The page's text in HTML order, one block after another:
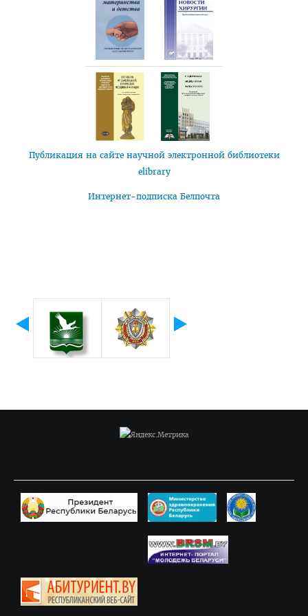
Вступительная кампания
Университетские олимпиады
Приказ о зачислении победителей
Положение об олимпиадах
Квоты для зачисления
Приказ о результатах
университетских олимпиад
Для иностранных граждан
Часто задаваемые вопросы 2025
Стоимость обучения в ВГМУ
Заочная форма обучения
Экзамены
Студенческое научное общество
Публикация на сайте научной электронной библиотеки
elibrary
Интернет-подписка Белпочта